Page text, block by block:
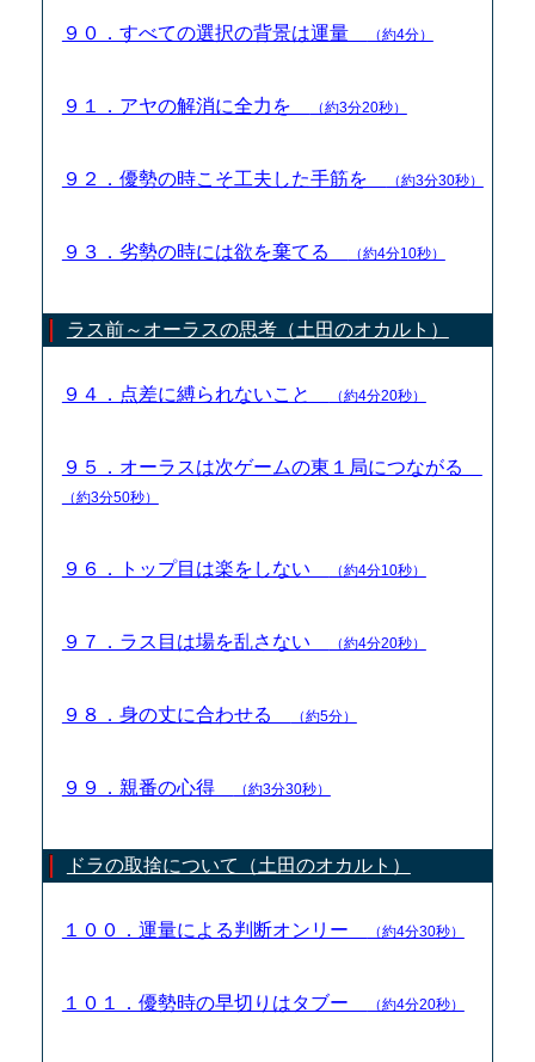
９０．すべての選択の背景は運量 （約4分）
９１．アヤの解消に全力を （約3分20秒）
９２．優勢の時こそ工夫した手筋を （約3分30秒）
９３．劣勢の時には欲を棄てる （約4分10秒）
ラス前～オーラスの思考（土田のオカルト）
９４．点差に縛られないこと （約4分20秒）
９５．オーラスは次ゲームの東１局につながる
（約3分50秒）
９６．トップ目は楽をしない （約4分10秒）
９７．ラス目は場を乱さない （約4分20秒）
９８．身の丈に合わせる （約5分）
９９．親番の心得 （約3分30秒）
ドラの取捨について（土田のオカルト）
１００．運量による判断オンリー （約4分30秒）
１０１．優勢時の早切りはタブー （約4分20秒）